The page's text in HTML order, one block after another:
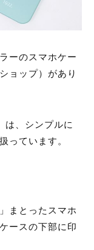
ーのスマホケー
ョップ）があり
は、シンプルに
っています。
まとったスマホ
ースの下部に印